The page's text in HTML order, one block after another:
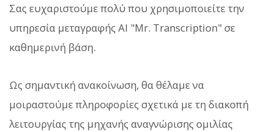
Σας ευχαριστούμε πολύ που χρησιμοποιείτε την
υπηρεσία μεταγραφής AI "Mr. Transcription" σε
καθημερινή βάση.
Ως σημαντική ανακοίνωση, θα θέλαμε να
μοιραστούμε πληροφορίες σχετικά με τη διακοπή
λειτουργίας της μηχανής αναγνώρισης ομιλίας